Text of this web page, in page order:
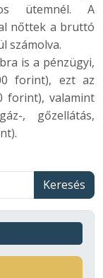
ütemnél. A
nőttek a bruttó
számolva.
is a pénzügyi,
forint), ezt az
forint), valamint
, gőzellátás,
Keresés